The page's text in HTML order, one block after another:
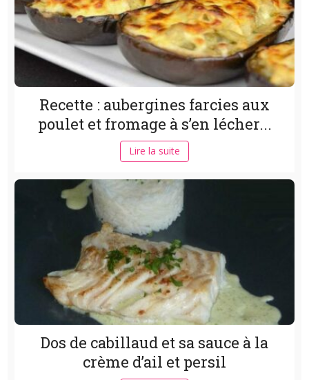
Recette : aubergines farcies aux
poulet et fromage à s’en lécher...
Lire la suite
Dos de cabillaud et sa sauce à la
crème d’ail et persil